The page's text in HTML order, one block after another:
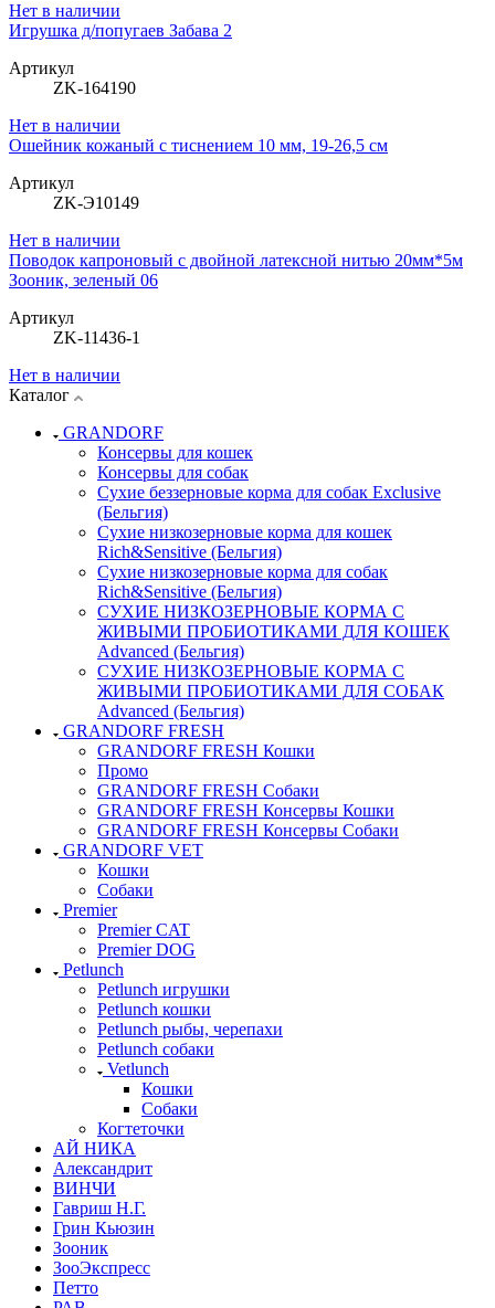
Нет в наличии
Игрушка д/попугаев Забава 2
Артикул
ZK-164190
Нет в наличии
Ошейник кожаный с тиснением 10 мм, 19-26,5 см
Артикул
ZK-Э10149
Нет в наличии
Поводок капроновый с двойной латексной нитью 20мм*5м
Зооник, зеленый 06
Артикул
ZK-11436-1
Нет в наличии
Каталог
GRANDORF
Консервы для кошек
Консервы для собак
Сухие беззерновые корма для собак Exclusive
(Бельгия)
Сухие низкозерновые корма для кошек
Rich&Sensitive (Бельгия)
Сухие низкозерновые корма для собак
Rich&Sensitive (Бельгия)
СУХИЕ НИЗКОЗЕРНОВЫЕ КОРМА С
ЖИВЫМИ ПРОБИОТИКАМИ ДЛЯ КОШЕК
Advanced (Бельгия)
СУХИЕ НИЗКОЗЕРНОВЫЕ КОРМА С
ЖИВЫМИ ПРОБИОТИКАМИ ДЛЯ СОБАК
Advanced (Бельгия)
GRANDORF FRESH
GRANDORF FRESH Кошки
Промо
GRANDORF FRESH Собаки
GRANDORF FRESH Консервы Кошки
GRANDORF FRESH Консервы Собаки
GRANDORF VET
Кошки
Собаки
Premier
Premier CAT
Premier DOG
Petlunch
Petlunch игрушки
Petlunch кошки
Petlunch рыбы, черепахи
Petlunch собаки
Vetlunch
Кошки
Собаки
Когтеточки
АЙ НИКА
Александрит
ВИНЧИ
Гавриш Н.Г.
Грин Кьюзин
Зооник
ЗооЭкспресс
Петто